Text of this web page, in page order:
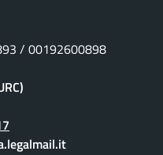
/ 00192600898